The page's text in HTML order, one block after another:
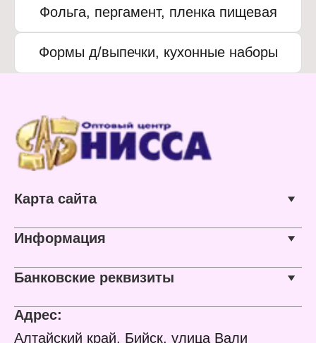
Фольга, пергамент, пленка пищевая
Формы д/выпечки, кухонные наборы
Карта сайта
Информация
Банковские реквизиты
Адрес:
Алтайский край, Бийск, улица Вали